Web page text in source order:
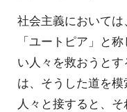
社会主義において
「ユートピア」と
い人々を救おうと
は、そうした道を
人々と接すると、